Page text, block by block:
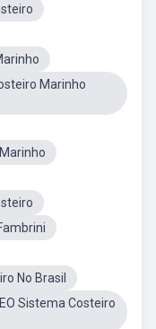
Marinho
No Brasil
Sistema Costeiro